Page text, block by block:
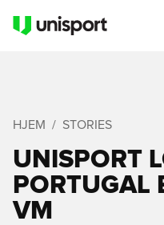
HJEM STORIES
UNISPORT
PORTUGAL
VM